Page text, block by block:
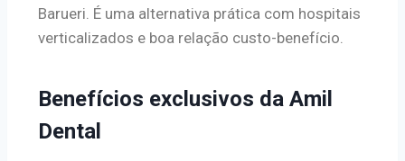
Barueri. É uma alternativa prática com hospitais
verticalizados e boa relação custo-benefício.
Benefícios exclusivos da Amil
Dental